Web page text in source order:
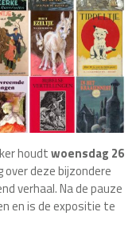
houdtwoensdag 26
over deze bijzondere
verhaal. Na de pauze
en is de expositie te